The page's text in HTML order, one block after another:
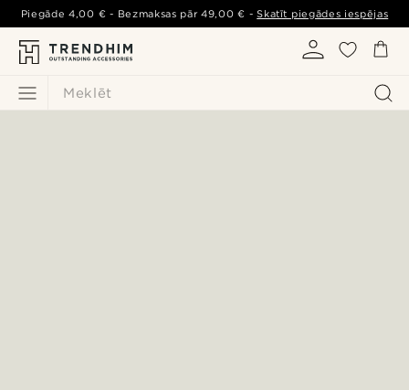
Meklēt
Piegāde4,00 € - Bezmaksas pār49,00 € -Skatīt piegādes iespējas